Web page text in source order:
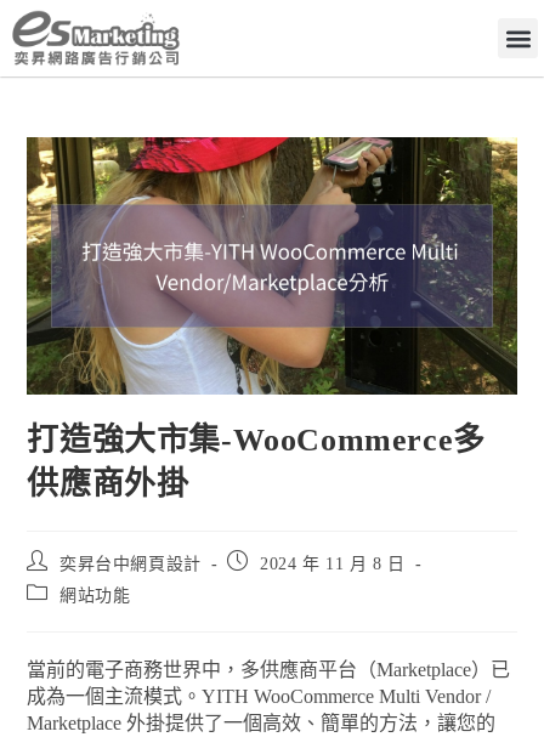
打造強大市集-WooCommerce多
供應商外掛
奕昇台中網頁設計
2024 年 11 月 8 日
網站功能
當前的電子商務世界中，多供應商平台（Marketplace）已
成為一個主流模式。YITH WooCommerce Multi Vendor /
Marketplace 外掛提供了一個高效、簡單的方法，讓您的